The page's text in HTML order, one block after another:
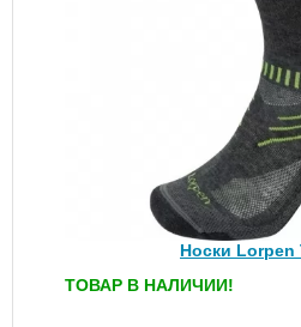
Носки Lorpen
ТОВАР В НАЛИЧИИ!